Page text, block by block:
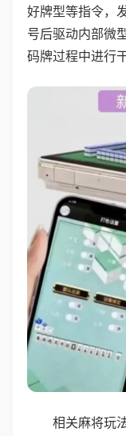
好牌型等指令，
号后驱动内部微
码牌过程中进行
相关麻将玩